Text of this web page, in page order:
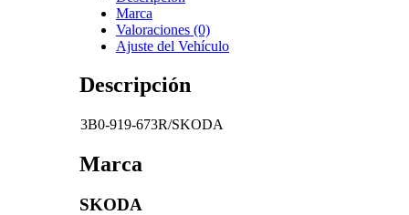
Marca
Valoraciones (0)
Ajuste del Vehículo
Descripción
3B0-919-673R/SKODA
Marca
SKODA